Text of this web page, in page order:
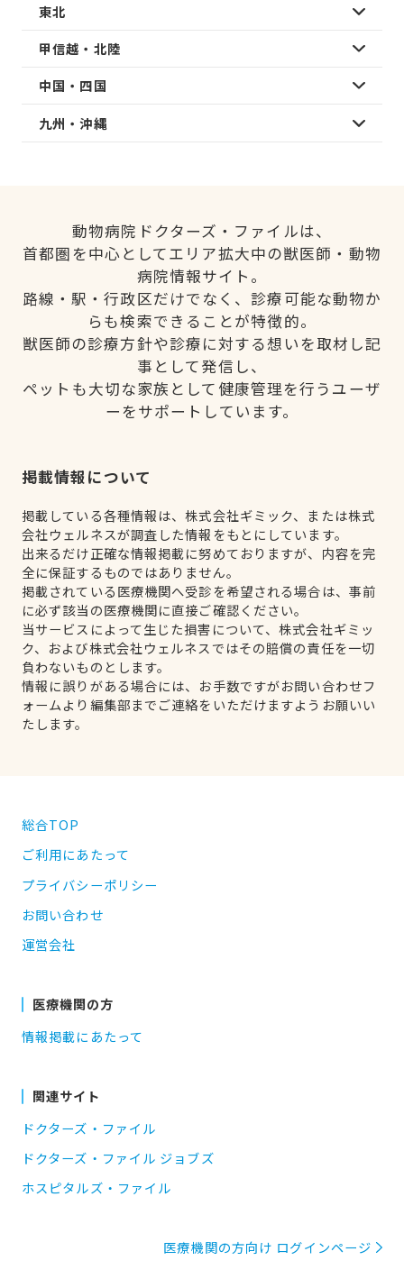
東北
甲信越・北陸
中国・四国
九州・沖縄
動物病院ドクターズ・ファイルは、
首都圏を中心としてエリア拡大中の獣医師・動物
病院情報サイト。
路線・駅・行政区だけでなく、診療可能な動物か
らも検索できることが特徴的。
獣医師の診療方針や診療に対する想いを取材し記
事として発信し、
ペットも大切な家族として健康管理を行うユーザ
ーをサポートしています。
掲載情報について
掲載している各種情報は、株式会社ギミック、または株式
会社ウェルネスが調査した情報をもとにしています。
出来るだけ正確な情報掲載に努めておりますが、内容を完
全に保証するものではありません。
掲載されている医療機関へ受診を希望される場合は、事前
に必ず該当の医療機関に直接ご確認ください。
当サービスによって生じた損害について、株式会社ギミッ
ク、および株式会社ウェルネスではその賠償の責任を一切
負わないものとします。
情報に誤りがある場合には、お手数ですがお問い合わせフ
ォームより編集部までご連絡をいただけますようお願いい
たします。
総合TOP
ご利用にあたって
プライバシーポリシー
お問い合わせ
運営会社
医療機関の方
情報掲載にあたって
関連サイト
ドクターズ・ファイル
ドクターズ・ファイル ジョブズ
ホスピタルズ・ファイル
医療機関の方向け ログインページ